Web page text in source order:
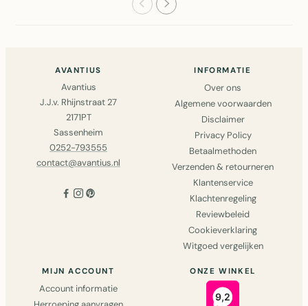
AVANTIUS
Avantius
J.J.v. Rhijnstraat 27
2171PT
Sassenheim
0252-793555
contact@avantius.nl
INFORMATIE
Over ons
Algemene voorwaarden
Disclaimer
Privacy Policy
Betaalmethoden
Verzenden & retourneren
Klantenservice
Klachtenregeling
Reviewbeleid
Cookieverklaring
Witgoed vergelijken
MIJN ACCOUNT
Account informatie
ONZE WINKEL